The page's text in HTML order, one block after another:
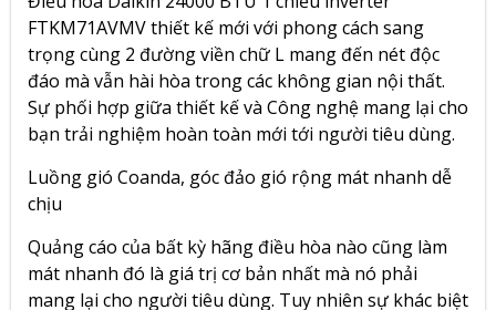
FTKM71AVMV thiết kế mới với phong cách sang
trọng cùng 2 đường viền chữ L mang đến nét độc
đáo mà vẫn hài hòa trong các không gian nội thất.
Sự phối hợp giữa thiết kế và Công nghệ mang lại cho
bạn trải nghiệm hoàn toàn mới tới người tiêu dùng.
Luồng gió Coanda, góc đảo gió rộng mát nhanh dễ
chịu
Quảng cáo của bất kỳ hãng điều hòa nào cũng làm
mát nhanh đó là giá trị cơ bản nhất mà nó phải
mang lại cho người tiêu dùng. Tuy nhiên sự khác biệt